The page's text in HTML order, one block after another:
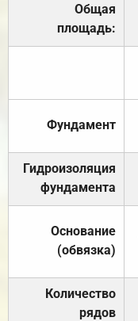
Общая
площадь:
Фундамент
Гидроизоляция
фундамента
Основание
(обвязка)
Количество
рядов